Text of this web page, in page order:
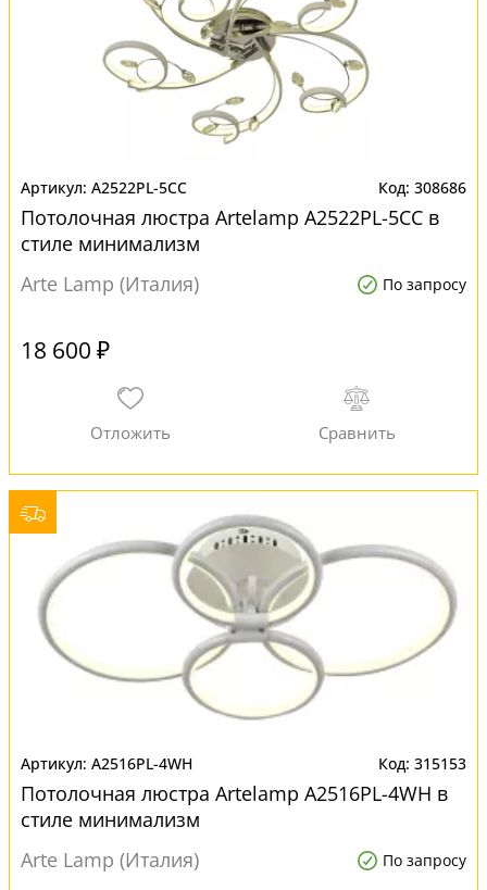
A2522PL-5CC 308686
Потолочная люстра Artelamp A2522PL-5CC в
стиле минимализм
Arte Lamp (Италия)
По запросу
18 600 ₽
A2516PL-4WH 315153
Потолочная люстра Artelamp A2516PL-4WH в
стиле минимализм
Arte Lamp (Италия)
По запросу